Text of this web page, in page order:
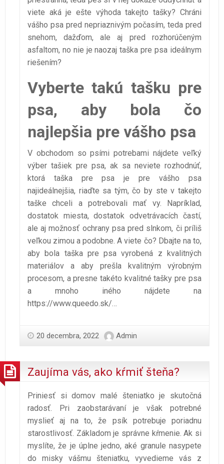
viete aká je ešte výhoda takejto tašky? Chráni
vášho psa pred nepriaznivým počasím, teda pred
snehom, dažďom, ale aj pred rozhorúčeným
asfaltom, no nie je naozaj taška pre psa ideálnym
riešením?
Vyberte takú tašku pre
psa, aby bola čo
najlepšia pre vášho psa
V obchodom so psími potrebami nájdete veľký
výber tašiek pre psa, ak sa neviete rozhodnúť,
ktorá taška pre psa je pre vášho psa
najideálnejšia, riaďte sa tým, čo by ste v takejto
taške chceli a potrebovali mať vy. Napríklad,
dostatok miesta, dostatok odvetrávacích častí,
ale aj možnosť ochrany psa pred slnkom, či príliš
veľkou zimou a podobne. A viete čo? Dbajte na to,
aby bola taška pre psa vyrobená z kvalitných
materiálov a aby prešla kvalitným výrobným
procesom, a presne takéto kvalitné tašky pre psa
a mnoho iného nájdete na
https://www.queedo.sk/…
20 decembra, 2022 Admin
Zaujíma vás, ako kŕmiť šteňa?
Priniesť si domov malé šteniatko je skutočná
radosť. Pri zaobstarávaní je však potrebné
myslieť aj na to, že psík potrebuje poriadnu
starostlivosť. Základom je správne kŕmenie. Ak si
myslíte, že je úplne jedno, aké granule nasypete
do misky vášmu šteniatku, vyvedieme vás z